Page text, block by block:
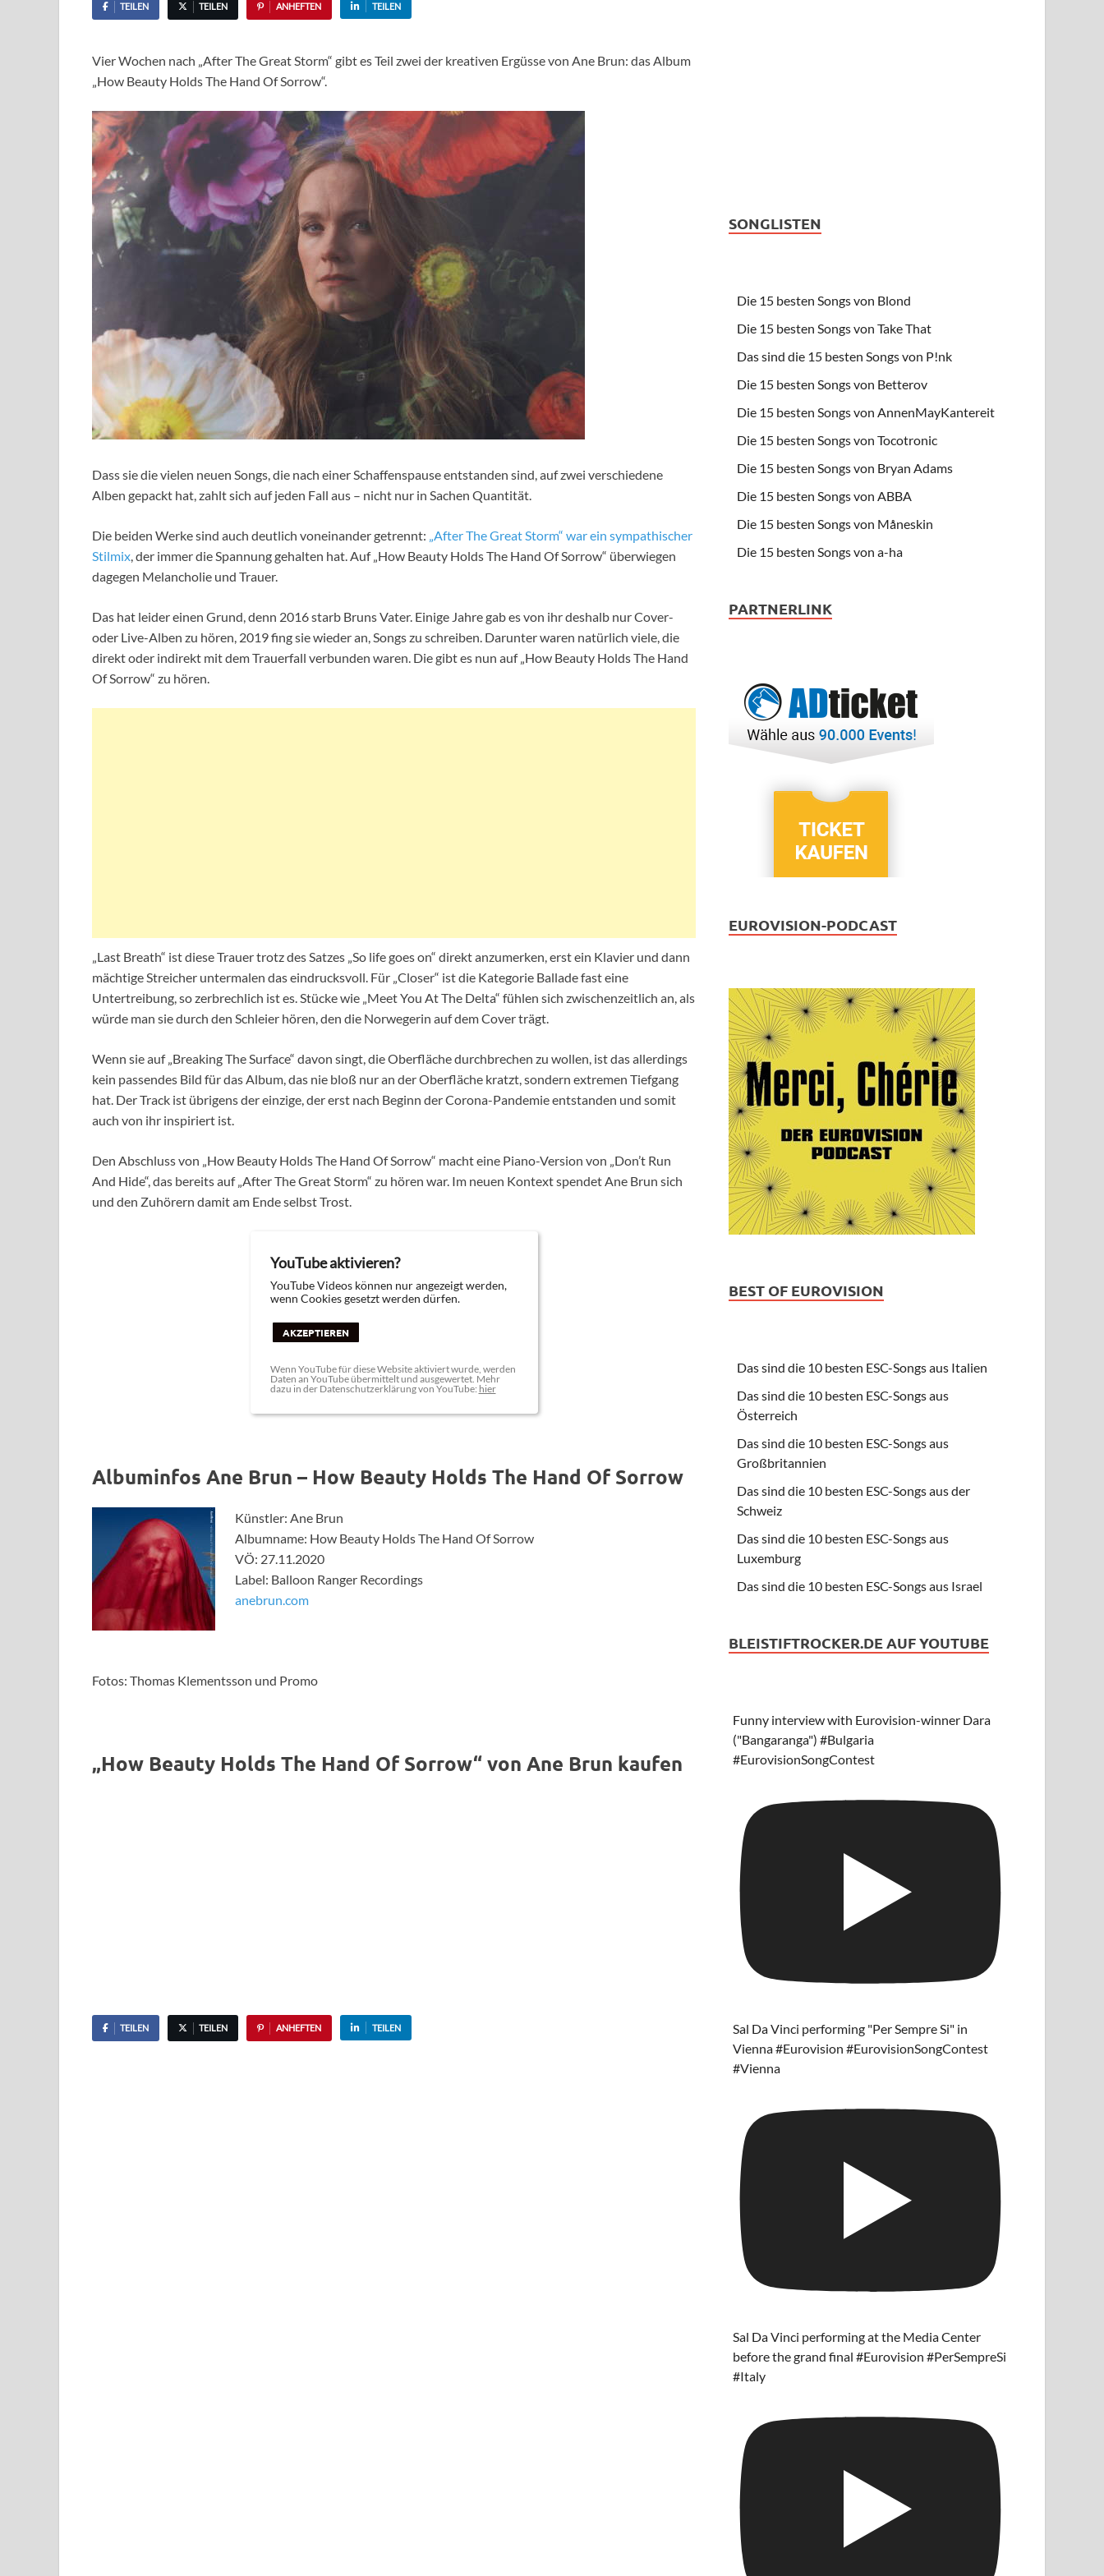
TEILEN TEILEN ANHEFTEN TEILEN
Vier Wochen nach „After The Great Storm“ gibt es Teil zwei der kreativen Ergüsse von Ane Brun: das Album
„How Beauty Holds The Hand Of Sorrow“.
Dass sie die vielen neuen Songs, die nach einer Schaffenspause entstanden sind, auf zwei verschiedene
Alben gepackt hat, zahlt sich auf jeden Fall aus – nicht nur in Sachen Quantität.
Die beiden Werke sind auch deutlich voneinander getrennt: „After The Great Storm“ war ein sympathischer
Stilmix, der immer die Spannung gehalten hat. Auf „How Beauty Holds The Hand Of Sorrow“ überwiegen
dagegen Melancholie und Trauer.
Das hat leider einen Grund, denn 2016 starb Bruns Vater. Einige Jahre gab es von ihr deshalb nur Cover-
oder Live-Alben zu hören, 2019 fing sie wieder an, Songs zu schreiben. Darunter waren natürlich viele, die
direkt oder indirekt mit dem Trauerfall verbunden waren. Die gibt es nun auf „How Beauty Holds The Hand
Of Sorrow“ zu hören.
„Last Breath“ ist diese Trauer trotz des Satzes „So life goes on“ direkt anzumerken, erst ein Klavier und dann
mächtige Streicher untermalen das eindrucksvoll. Für „Closer“ ist die Kategorie Ballade fast eine
Untertreibung, so zerbrechlich ist es. Stücke wie „Meet You At The Delta“ fühlen sich zwischenzeitlich an, als
würde man sie durch den Schleier hören, den die Norwegerin auf dem Cover trägt.
Wenn sie auf „Breaking The Surface“ davon singt, die Oberfläche durchbrechen zu wollen, ist das allerdings
kein passendes Bild für das Album, das nie bloß nur an der Oberfläche kratzt, sondern extremen Tiefgang
hat. Der Track ist übrigens der einzige, der erst nach Beginn der Corona-Pandemie entstanden und somit
auch von ihr inspiriert ist.
Den Abschluss von „How Beauty Holds The Hand Of Sorrow“ macht eine Piano-Version von „Don’t Run
And Hide“, das bereits auf „After The Great Storm“ zu hören war. Im neuen Kontext spendet Ane Brun sich
und den Zuhörern damit am Ende selbst Trost.
YouTube aktivieren?
YouTube Videos können nur angezeigt werden,
wenn Cookies gesetzt werden dürfen.
AKZEPTIEREN
Wenn YouTube für diese Website aktiviert wurde, werden
Daten an YouTube übermittelt und ausgewertet. Mehr
dazu in der Datenschutzerklärung von YouTube: hier
Albuminfos Ane Brun – How Beauty Holds The Hand Of Sorrow
Künstler: Ane Brun
Albumname: How Beauty Holds The Hand Of Sorrow
VÖ: 27.11.2020
Label: Balloon Ranger Recordings
anebrun.com
Fotos: Thomas Klementsson und Promo
„How Beauty Holds The Hand Of Sorrow“ von Ane Brun kaufen
TEILEN TEILEN ANHEFTEN TEILEN
SONGLISTEN
Die 15 besten Songs von Blond
Die 15 besten Songs von Take That
Das sind die 15 besten Songs von P!nk
Die 15 besten Songs von Betterov
Die 15 besten Songs von AnnenMayKantereit
Die 15 besten Songs von Tocotronic
Die 15 besten Songs von Bryan Adams
Die 15 besten Songs von ABBA
Die 15 besten Songs von Måneskin
Die 15 besten Songs von a-ha
PARTNERLINK
EUROVISION-PODCAST
BEST OF EUROVISION
Das sind die 10 besten ESC-Songs aus Italien
Das sind die 10 besten ESC-Songs aus
Österreich
Das sind die 10 besten ESC-Songs aus
Großbritannien
Das sind die 10 besten ESC-Songs aus der
Schweiz
Das sind die 10 besten ESC-Songs aus
Luxemburg
Das sind die 10 besten ESC-Songs aus Israel
BLEISTIFTROCKER.DE AUF YOUTUBE
Funny interview with Eurovision-winner Dara
("Bangaranga") #Bulgaria
#EurovisionSongContest
Sal Da Vinci performing "Per Sempre Si" in
Vienna #Eurovision #EurovisionSongContest
#Vienna
Sal Da Vinci performing at the Media Center
before the grand final #Eurovision #PerSempreSi
#Italy